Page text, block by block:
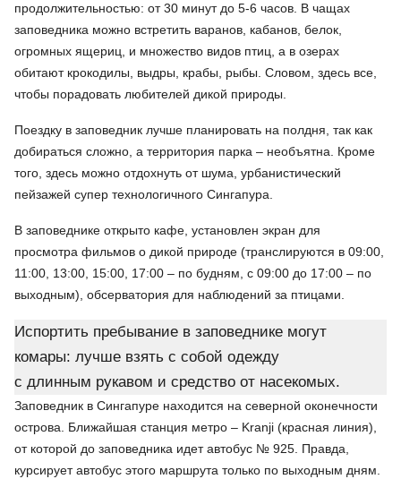
продолжительностью: от 30 минут до 5-6 часов. В чащах
заповедника можно встретить варанов, кабанов, белок,
огромных ящериц, и множество видов птиц, а в озерах
обитают крокодилы, выдры, крабы, рыбы. Словом, здесь все,
чтобы порадовать любителей дикой природы.
Поездку в заповедник лучше планировать на полдня, так как
добираться сложно, а территория парка – необъятна. Кроме
того, здесь можно отдохнуть от шума, урбанистический
пейзажей супер технологичного Сингапура.
В заповеднике открыто кафе, установлен экран для
просмотра фильмов о дикой природе (транслируются в 09:00,
11:00, 13:00, 15:00, 17:00 – по будням, с 09:00 до 17:00 – по
выходным), обсерватория для наблюдений за птицами.
Испортить пребывание в заповеднике могут
комары: лучше взять с собой одежду
с длинным рукавом и средство от насекомых.
Заповедник в Сингапуре находится на северной оконечности
острова. Ближайшая станция метро – Kranji (красная линия),
от которой до заповедника идет автобус № 925. Правда,
курсирует автобус этого маршрута только по выходным дням.